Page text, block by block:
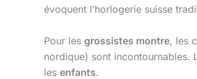
évoquent l’horlogerie suisse
Pour les grossistes montre, les
nordique) sont incontournables.
les enfants.